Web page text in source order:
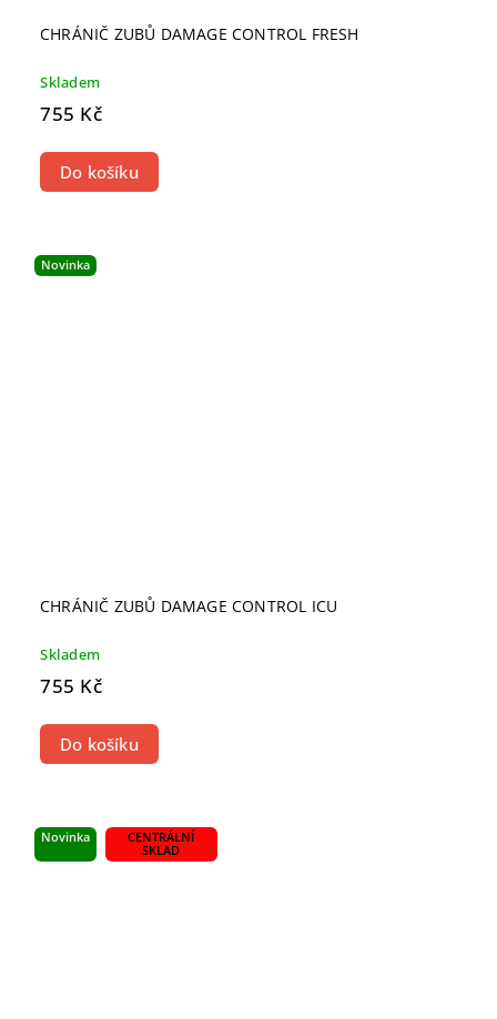
CHRÁNIČ ZUBŮ DAMAGE CONTROL FRESH
Skladem
755 Kč
Do košíku
Novinka
CHRÁNIČ ZUBŮ DAMAGE CONTROL ICU
Skladem
755 Kč
Do košíku
Novinka
CENTRÁLNÍ
SKLAD